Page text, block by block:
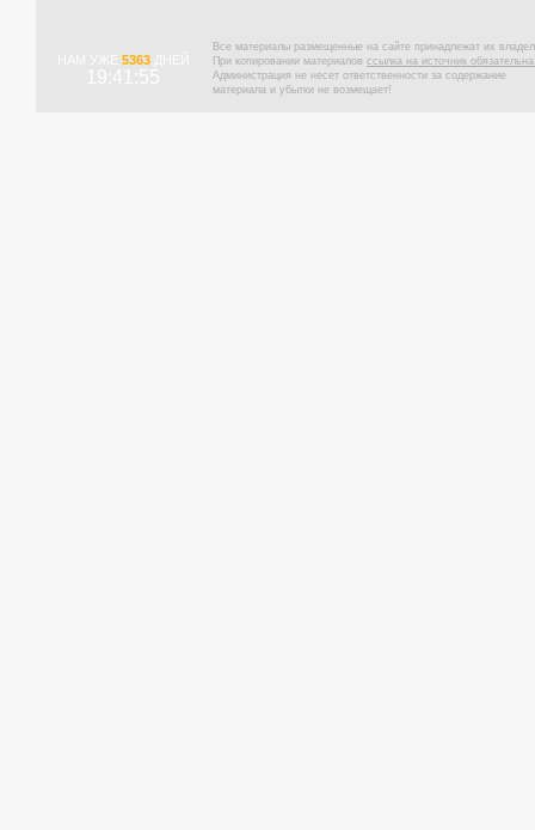
НАМ УЖЕ 5363ДНЕЙ
19:41:55
Все материалы размещенные на сайте принадлежат их
При копировании материалов ссылка на источник
Администрация не несет ответственности за содержание
материала и убытки не возмещает!